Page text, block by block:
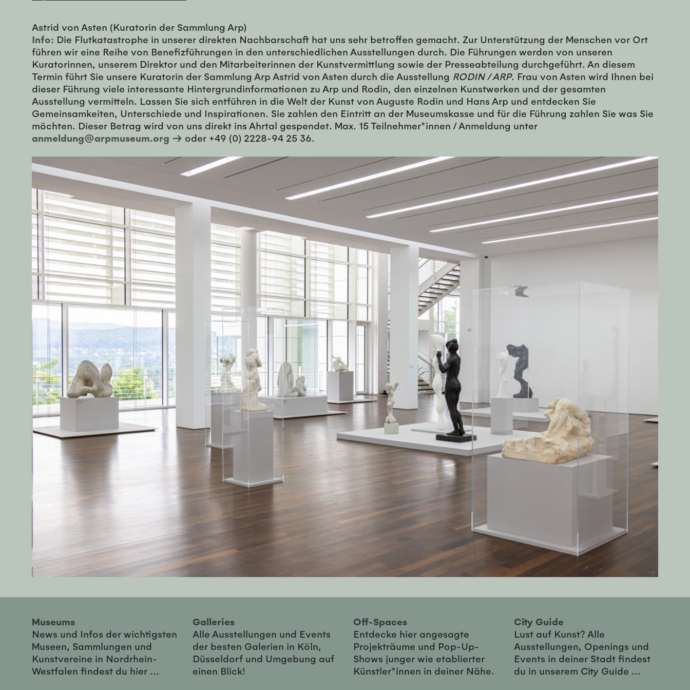
Astrid von Asten (Kuratorin der Sammlung Arp)
Info: Die Flutkatastrophe in unserer direkten Nachbarschaft hat uns sehr betroffen gemacht. Zur Unterstützung der Menschen vor Ort
führen wir eine Reihe von Benefizführungen in den unterschiedlichen Ausstellungen durch. Die Führungen werden von unseren
Kuratorinnen, unserem Direktor und den Mitarbeiterinnen der Kunstvermittlung sowie der Presseabteilung durchgeführt. An diesem
Termin führt Sie unsere Kuratorin der Sammlung Arp Astrid von Asten durch die Ausstellung RODIN / ARP. Frau von Asten wird Ihnen bei
dieser Führung viele interessante Hintergrundinformationen zu Arp und Rodin, den einzelnen Kunstwerken und der gesamten
Ausstellung vermitteln. Lassen Sie sich entführen in die Welt der Kunst von Auguste Rodin und Hans Arp und entdecken Sie
Gemeinsamkeiten, Unterschiede und Inspirationen. Sie zahlen den Eintritt an der Museumskasse und für die Führung zahlen Sie was Sie
möchten. Dieser Betrag wird von uns direkt ins Ahrtal gespendet. Max. 15 Teilnehmer*innen / Anmeldung unter
anmeldung@arpmuseum.org → oder +49 (0) 2228-94 25 36.
Museums
News und Infos der wichtigsten
Museen, Sammlungen und
Kunstvereine in Nordrhein-
Westfalen findest du hier ...
Galleries
Alle Ausstellungen und Events
der besten Galerien in Köln,
Düsseldorf und Umgebung auf
einen Blick!
Off-Spaces
Entdecke hier angesagte
Projekträume und Pop-Up-
Shows junger wie etablierter
Künstler*innen in deiner Nähe.
City Guide
Lust auf Kunst? Alle
Ausstellungen, Openings und
Events in deiner Stadt findest
du in unserem City Guide ...